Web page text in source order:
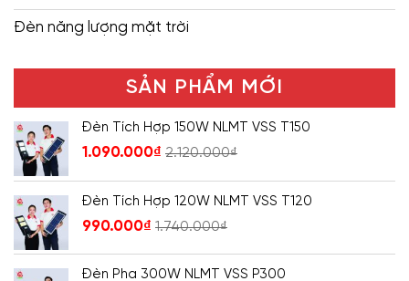
Đèn năng lượng mặt trời
SẢN PHẨM MỚI
Đèn Tích Hợp 150W NLMT VSS T150
1.090.000₫ 2.120.000₫
Đèn Tích Hợp 120W NLMT VSS T120
990.000₫ 1.740.000₫
Đèn Pha 300W NLMT VSS P300